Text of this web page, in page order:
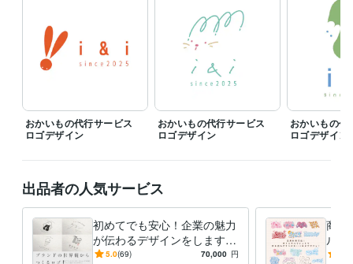
ビジネス・クリエイティブツール
Google ドキュメント:5年 Adobe Photoshop:8年
得意分野
名刺・カードデザイン
教育業界 個人店 飲食店 個人事業主 美容業界 サロン
おかいもの代行サービス
ロゴデザイン
おかいもの代行サービス
ロゴデザイン
おかいもの
ロゴデザイン
出品者の人気サービス
初めてでも安心！企業の魅力
が伝わるデザインをします
マーケティング視点を取り入
5.0(69) 70,000 円
商用
ルロ
品可